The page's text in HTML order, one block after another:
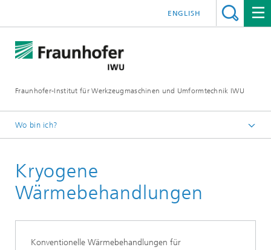
Fraunhofer-Institut für Werkzeugmaschinen und Umformtechnik IWU
ENGLISH
Wo bin ich?
Umformtechnik
Kryogene
Wärmebehandlungen
Konventionelle Wärmebehandlungen für